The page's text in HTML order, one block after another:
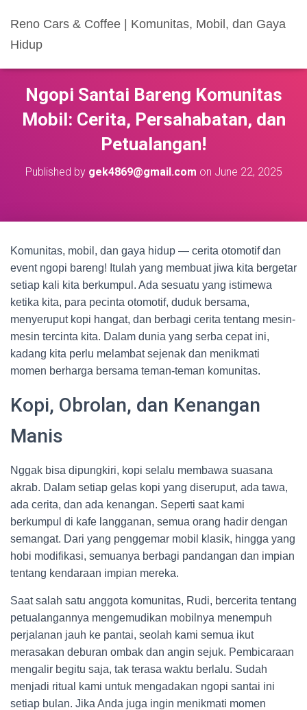
Reno Cars & Coffee | Komunitas, Mobil, dan Gaya
Hidup
Ngopi Santai Bareng Komunitas
Mobil: Cerita, Persahabatan, dan
Petualangan!
Published by gek4869@gmail.com on June 22, 2025
Komunitas, mobil, dan gaya hidup — cerita otomotif dan
event ngopi bareng! Itulah yang membuat jiwa kita bergetar
setiap kali kita berkumpul. Ada sesuatu yang istimewa
ketika kita, para pecinta otomotif, duduk bersama,
menyeruput kopi hangat, dan berbagi cerita tentang mesin-
mesin tercinta kita. Dalam dunia yang serba cepat ini,
kadang kita perlu melambat sejenak dan menikmati
momen berharga bersama teman-teman komunitas.
Kopi, Obrolan, dan Kenangan
Manis
Nggak bisa dipungkiri, kopi selalu membawa suasana
akrab. Dalam setiap gelas kopi yang diseruput, ada tawa,
ada cerita, dan ada kenangan. Seperti saat kami
berkumpul di kafe langganan, semua orang hadir dengan
semangat. Dari yang penggemar mobil klasik, hingga yang
hobi modifikasi, semuanya berbagi pandangan dan impian
tentang kendaraan impian mereka.
Saat salah satu anggota komunitas, Rudi, bercerita tentang
petualangannya mengemudikan mobilnya menempuh
perjalanan jauh ke pantai, seolah kami semua ikut
merasakan deburan ombak dan angin sejuk. Pembicaraan
mengalir begitu saja, tak terasa waktu berlalu. Sudah
menjadi ritual kami untuk mengadakan ngopi santai ini
setiap bulan. Jika Anda juga ingin menikmati momen